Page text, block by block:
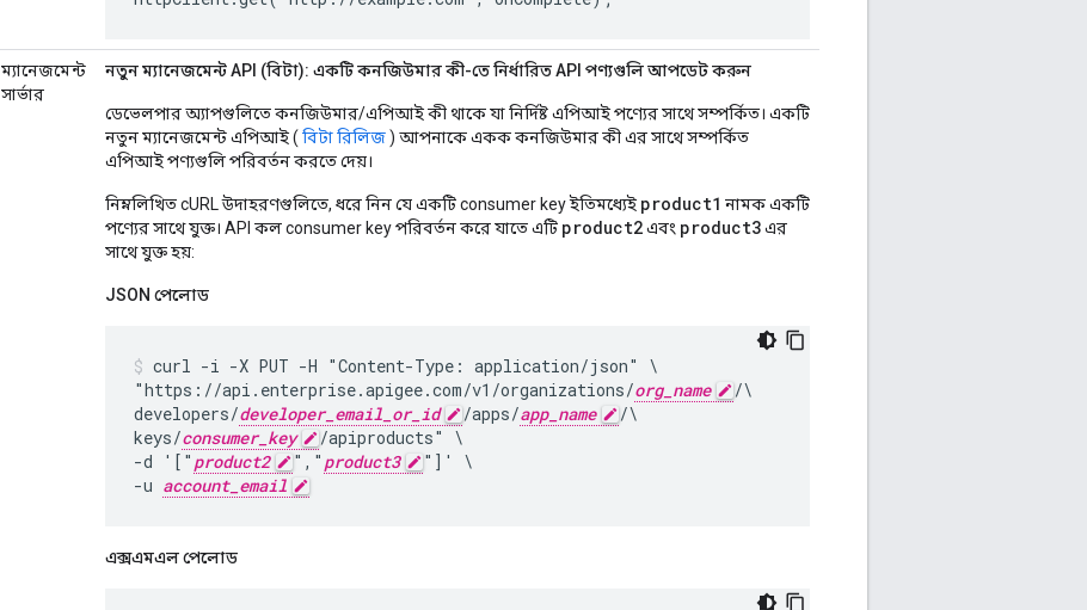
ম্যানেজমেন্ট
সার্ভার
নতুন ম্যানেজমেন্ট API (বিটা): একটি কনজিউমার কী-তে নির্ধারিত API পণ্যগুলি আপডেট করুন
ডেভেলপার অ্যাপগুলিতে কনজিউমার/এপিআই কী থাকে যা নির্দিষ্ট এপিআই পণ্যের সাথে সম্পর্কিত। একটি
নতুন ম্যানেজমেন্ট এপিআই ( বিটা রিলিজ) আপনাকে একক কনজিউমার কী এর সাথে সম্পর্কিত
এপিআই পণ্যগুলি পরিবর্তন করতে দেয়।
নিম্নলিখিত cURL উদাহরণগুলিতে, ধরে নিন যে একটি consumer key ইতিমধ্যেই product1 নামক একটি
পণ্যের সাথে যুক্ত। API কল consumer key পরিবর্তন করে যাতে এটি product2এবং product3এর
সাথে যুক্ত হয়:
JSON পেলোড
curl -i -X PUT -H "Content-Type: application/json" \
"https://api.enterprise.apigee.com/v1/organizations/org_name
/\
developers/developer_email_or_id /apps/app_name
/\
keys/consumer_key
/apiproducts" \
-d '[" product2 "," product3
"]' \
-u account_email
এক্সএমএল পেলোড